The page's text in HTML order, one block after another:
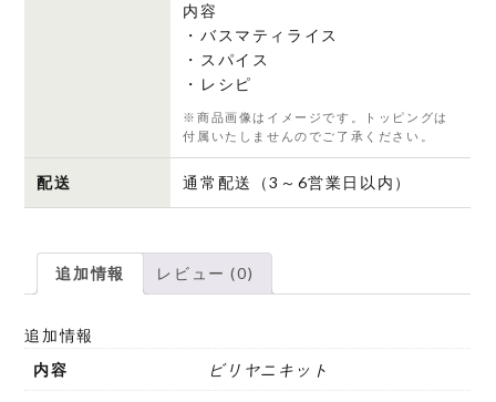
内容
・バスマティライス
・スパイス
・レシピ
※商品画像はイメージです。トッピングは
付属いたしませんのでご了承ください。
配送 通常配送（3～6営業日以内）
追加情報 レビュー (0)
追加情報
内容
ビリヤニキット